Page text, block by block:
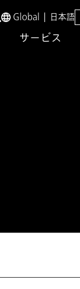
サービス
Global 日本語